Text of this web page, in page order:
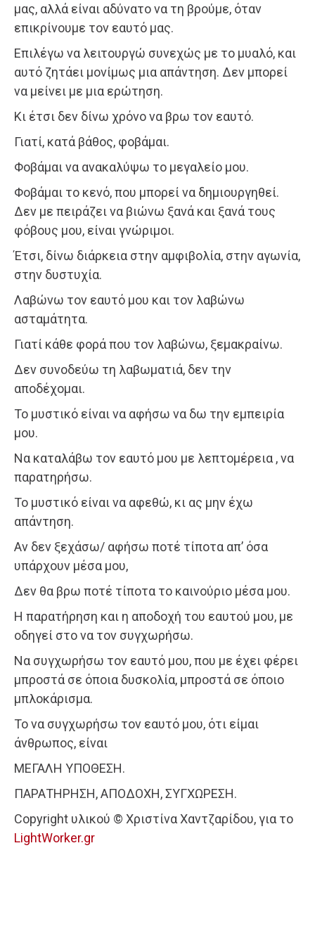
μας, αλλά είναι αδύνατο να τη βρούμε, όταν
επικρίνουμε τον εαυτό μας.
Επιλέγω να λειτουργώ συνεχώς με το μυαλό, και
αυτό ζητάει μονίμως μια απάντηση. Δεν μπορεί
να μείνει με μια ερώτηση.
Κι έτσι δεν δίνω χρόνο να βρω τον εαυτό.
Γιατί, κατά βάθος, φοβάμαι.
Φοβάμαι να ανακαλύψω το μεγαλείο μου.
Φοβάμαι το κενό, που μπορεί να δημιουργηθεί.
Δεν με πειράζει να βιώνω ξανά και ξανά τους
φόβους μου, είναι γνώριμοι.
Έτσι, δίνω διάρκεια στην αμφιβολία, στην αγωνία,
στην δυστυχία.
Λαβώνω τον εαυτό μου και τον λαβώνω
ασταμάτητα.
Γιατί κάθε φορά που τον λαβώνω, ξεμακραίνω.
Δεν συνοδεύω τη λαβωματιά, δεν την
αποδέχομαι.
Το μυστικό είναι να αφήσω να δω την εμπειρία
μου.
Να καταλάβω τον εαυτό μου με λεπτομέρεια , να
παρατηρήσω.
Το μυστικό είναι να αφεθώ, κι ας μην έχω
απάντηση.
Αν δεν ξεχάσω/ αφήσω ποτέ τίποτα απ’ όσα
υπάρχουν μέσα μου,
Δεν θα βρω ποτέ τίποτα το καινούριο μέσα μου.
Η παρατήρηση και η αποδοχή του εαυτού μου, με
οδηγεί στο να τον συγχωρήσω.
Να συγχωρήσω τον εαυτό μου, που με έχει φέρει
μπροστά σε όποια δυσκολία, μπροστά σε όποιο
μπλοκάρισμα.
Το να συγχωρήσω τον εαυτό μου, ότι είμαι
άνθρωπος, είναι
ΜΕΓΑΛΗ ΥΠΟΘΕΣΗ.
ΠΑΡΑΤΗΡΗΣΗ, ΑΠΟΔΟΧΗ, ΣΥΓΧΩΡΕΣΗ.
Copyright υλικού © Χριστίνα Χαντζαρίδου, για το
LightWorker.gr